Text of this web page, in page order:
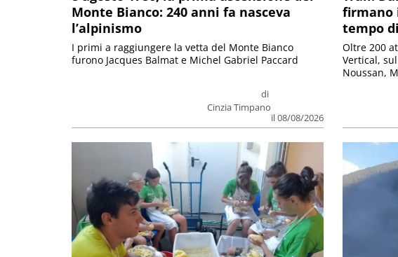
Monte Bianco: 240 anni fa nasceva
l’alpinismo
di
Cinzia Timpano
il 08/08/2026
I primi a raggiungere la vetta del Monte Bianco
furono Jacques Balmat e Michel Gabriel Paccard
firmano
tempo
Oltre 200
Vertical,
Noussan,